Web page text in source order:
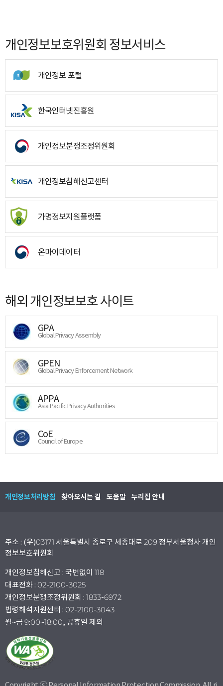
개인정보보호위원회 정보서비스
개인정보 포털
한국인터넷진흥원
개인정보분쟁조정위원회
개인정보침해신고센터
가명정보지원플랫폼
온마이데이터
해외 개인정보보호 사이트
GPA
Global Privacy Assembly
GPEN
Global Privacy Enforcement Network
APPA
Asia Pacific Privacy Authorities
CoE
Council of Europe
개인정보처리방침 찾아오시는 길 도움말 누리집 안내
주소 : (우)03171 서울특별시 종로구 세종대로 209 정부서울청사 개인
정보보호위원회
개인정보침해신고 : 국번없이 118
대표전화 : 02-2100-3025
개인정보분쟁조정위원회 : 1833-6972
법령해석지원센터 : 02-2100-3043
월~금 9:00~18:00, 공휴일 제외